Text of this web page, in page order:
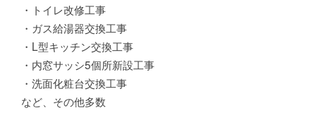
・トイレ改修工事
・ガス給湯器交換工事
・L型キッチン交換工事
・内窓サッシ5個所新設工事
・洗面化粧台交換工事
など、その他多数